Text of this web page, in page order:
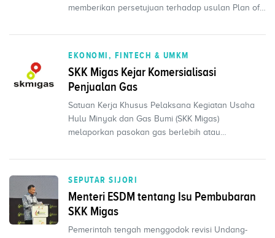
memberikan persetujuan terhadap usulan Plan of
EKONOMI, FINTECH & UMKM
SKK Migas Kejar Komersialisasi
Penjualan Gas
Satuan Kerja Khusus Pelaksana Kegiatan Usaha
Hulu Minyak dan Gas Bumi (SKK Migas)
melaporkan pasokan gas berlebih atau
SEPUTAR SIJORI
Menteri ESDM tentang Isu Pembubaran
SKK Migas
Pemerintah tengah menggodok revisi Undang-